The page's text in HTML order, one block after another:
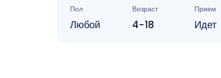
Пол
Любой
Возраст
4-18
Прием
Идет